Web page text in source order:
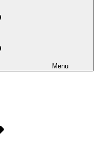
Menu